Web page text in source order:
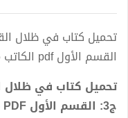
القسم الأول pdf الكاتب محمد رباعة
تحميل كتاب في ظلال
ج3: القسم الأول PDF - محمد رباعة